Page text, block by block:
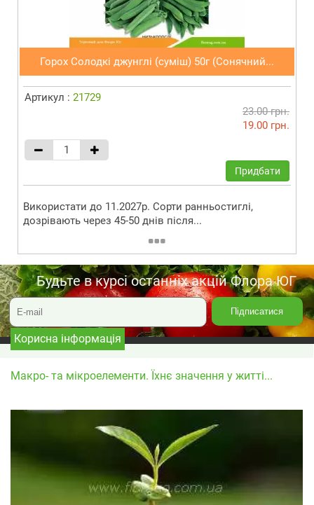
Горох Солодкі джунглі (суміш) 50г (Сонячний...
Артикул : 21729
23.00 грн.
19.00 грн.
Придбати
Використати до 11.2027р. Сорти ранньостиглі,
дозрівають через 45-50 днів після...
Будьте в курсі останніх акцій Флора ЮГ
Корисна інформація
Макро- та мікроелементи. Їхнє значення у житті...